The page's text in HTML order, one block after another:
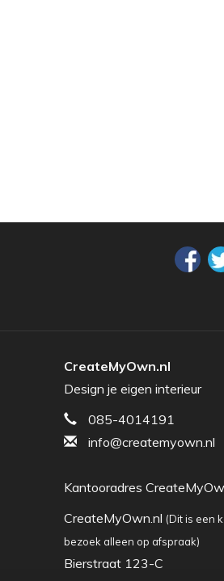
CreateMyOwn.nl
Design je eigen interieur
085-4014191
info@createmyown.nl
Kantooradres
CreateMyOwn.nl (Dit is een
bezoek alleen op afspraak)
Bierstraat 123-C